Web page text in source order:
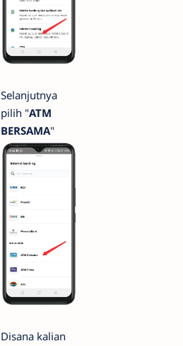
Selanjutnya
pilih "ATM
BERSAMA"
Disana kalian